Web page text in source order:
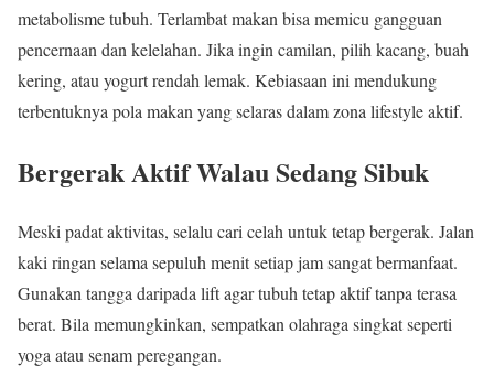
metabolisme tubuh. Terlambat makan bisa memicu gangguan
pencernaan dan kelelahan. Jika ingin camilan, pilih kacang, buah
kering, atau yogurt rendah lemak. Kebiasaan ini mendukung
terbentuknya pola makan yang selaras dalam zona lifestyle aktif.
Bergerak Aktif Walau Sedang Sibuk
Meski padat aktivitas, selalu cari celah untuk tetap bergerak. Jalan
kaki ringan selama sepuluh menit setiap jam sangat bermanfaat.
Gunakan tangga daripada lift agar tubuh tetap aktif tanpa terasa
berat. Bila memungkinkan, sempatkan olahraga singkat seperti
yoga atau senam peregangan.